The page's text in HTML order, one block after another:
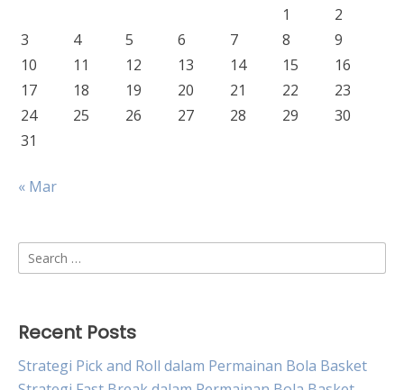
1
2
3
4 5 6 7 8
9
10
11 12 13 14 15
16
17
18 19 20 21 22
23
24
25 26 27 28 29
30
31
« Mar
Search
for:
Recent Posts
Strategi Pick and Roll dalam Permainan Bola Basket